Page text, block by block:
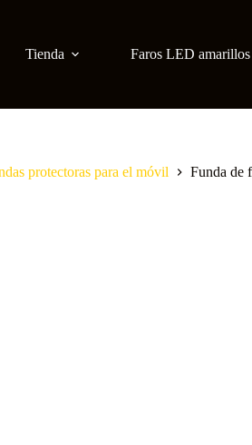
Tienda Faros LED amarillos
protectoras para el móvil Funda de